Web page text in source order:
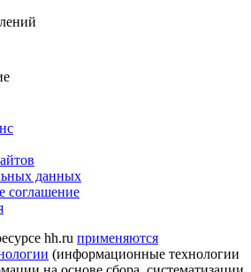
данных
соглашение
hh.ru применяются
(информационные технологии